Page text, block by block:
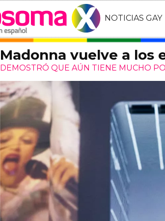
NOTICIAS GAY
Madonna vuelve a los
DEMOSTRÓ QUE AÚN TIENE MUCHO